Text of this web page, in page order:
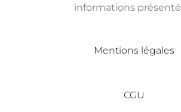
informations
Mentions légales
CGU